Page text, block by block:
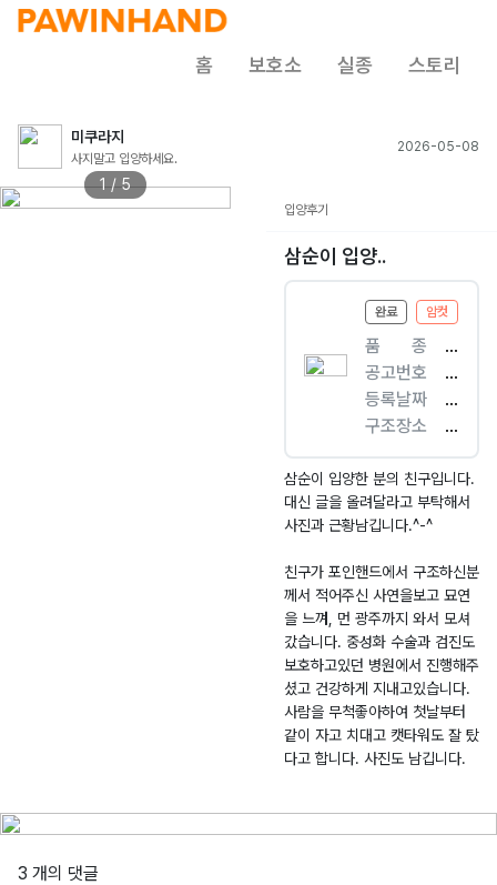
홈 보호소 실종 스토리
미쿠라지
사지말고 입양하세요.
2026-05-08
1 / 5
입양후기
삼순이 입양..
완료 암컷
품ㅤㅤ종
[
고
양
이
]
한
국
이
공고번호
경
기
-
광
주
-
2
6
-
0
0
11
6
등록날짜
2
0
2
6.
0
9
구조장소
광
주
시
송
일
대
삼순이 입양한 분의 친구입니다.
대신 글을 올려달라고 부탁해서
사진과 근황남깁니다.^-^
친구가 포인핸드에서 구조하신분
께서 적어주신 사연을보고 묘연
을 느껴, 먼 광주까지 와서 모셔
갔습니다. 중성화 수술과 검진도
보호하고있던 병원에서 진행해주
셨고 건강하게 지내고있습니다.
사람을 무척좋아하여 첫날부터
같이 자고 치대고 캣타워도 잘 탔
다고 합니다. 사진도 남깁니다.
3 개의 댓글